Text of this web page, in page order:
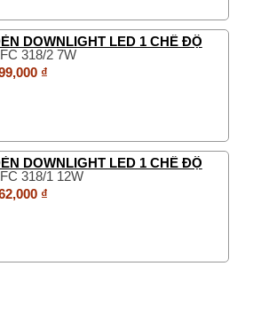
DOWNLIGHT LED 1 CHẾ ĐỘ
318/2 7W
₫
DOWNLIGHT LED 1 CHẾ ĐỘ
318/1 12W
₫